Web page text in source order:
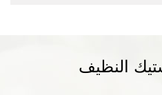
النظيف